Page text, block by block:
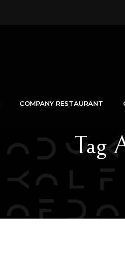
COMPANY RESTAURANT
Tag